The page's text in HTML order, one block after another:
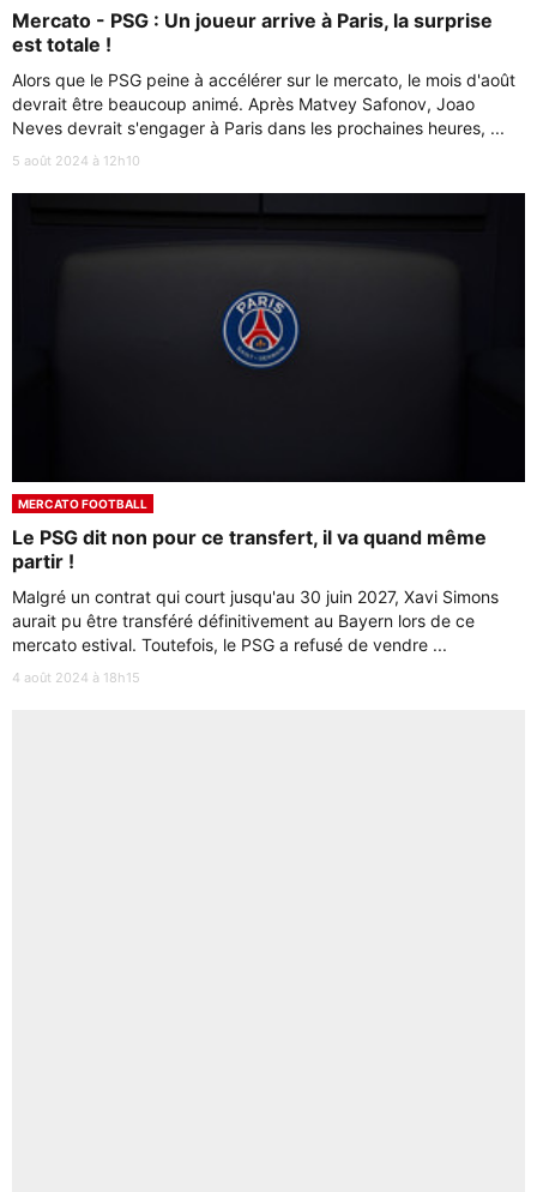
Mercato - PSG : Un joueur arrive à Paris, la surprise
est totale !
Alors que le PSG peine à accélérer sur le mercato, le mois d'août
devrait être beaucoup animé. Après Matvey Safonov, Joao
Neves devrait s'engager à Paris dans les prochaines heures, ...
5 août 2024 à 12h10
MERCATO FOOTBALL
Le PSG dit non pour ce transfert, il va quand même
partir !
Malgré un contrat qui court jusqu'au 30 juin 2027, Xavi Simons
aurait pu être transféré définitivement au Bayern lors de ce
mercato estival. Toutefois, le PSG a refusé de vendre ...
4 août 2024 à 18h15